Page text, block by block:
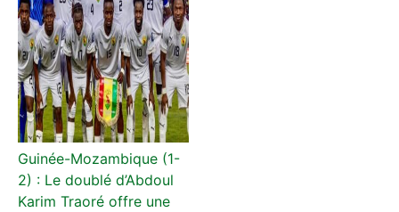
Guinée-Mozambique (1-
2) : Le doublé d’Abdoul
Karim Traoré offre une